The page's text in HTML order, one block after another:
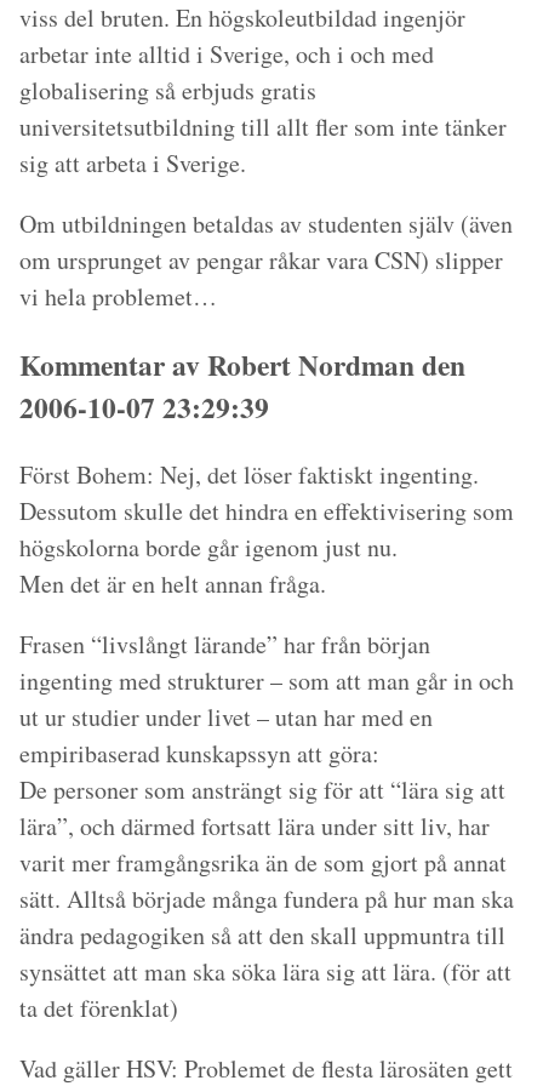
viss del bruten. En högskoleutbildad ingenjör
arbetar inte alltid i Sverige, och i och med
globalisering så erbjuds gratis
universitetsutbildning till allt fler som inte tänker
sig att arbeta i Sverige.
Om utbildningen betaldas av studenten själv (även
om ursprunget av pengar råkar vara CSN) slipper
vi hela problemet…
Kommentar av Robert Nordman den
2006-10-07 23:29:39
Först Bohem: Nej, det löser faktiskt ingenting.
Dessutom skulle det hindra en effektivisering som
högskolorna borde går igenom just nu.
Men det är en helt annan fråga.
Frasen “livslångt lärande” har från början
ingenting med strukturer – som att man går in och
ut ur studier under livet – utan har med en
empiribaserad kunskapssyn att göra:
De personer som ansträngt sig för att “lära sig att
lära”, och därmed fortsatt lära under sitt liv, har
varit mer framgångsrika än de som gjort på annat
sätt. Alltså började många fundera på hur man ska
ändra pedagogiken så att den skall uppmuntra till
synsättet att man ska söka lära sig att lära. (för att
ta det förenklat)
Vad gäller HSV: Problemet de flesta lärosäten gett